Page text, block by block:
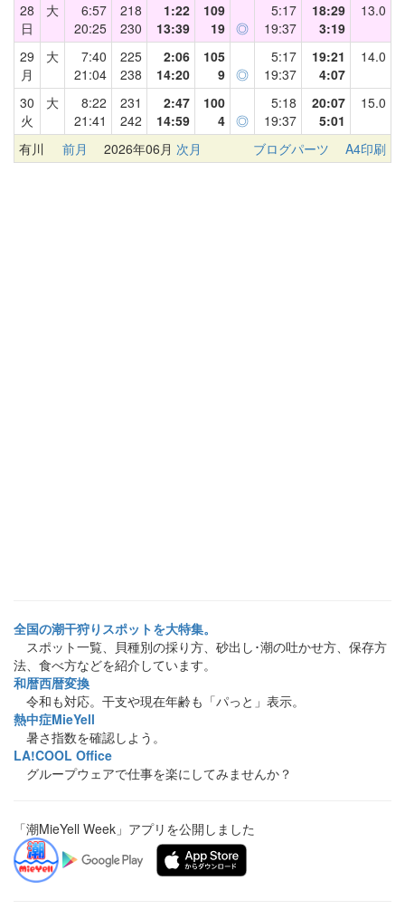
28
日
大
6:57
20:25
218
230
1:22
13:39
109
19 ◎
5:17
19:37
18:29
3:19
13.0
29
月
大
7:40
21:04
225
238
2:06
14:20
105
9 ◎
5:17
19:37
19:21
4:07
14.0
30
火
大
8:22
21:41
231
242
2:47
14:59
100
4 ◎
5:18
19:37
20:07
5:01
15.0
有川 前月 2026年06月 次月 ブログパーツ A4印刷
全国の潮干狩りスポットを大特集。
スポット一覧、貝種別の採り方、砂出し･潮の吐かせ方、保存方
法、食べ方などを紹介しています。
和暦西暦変換
令和も対応。干支や現在年齢も「パっと」表示。
熱中症MieYell
暑さ指数を確認しよう。
LA!COOL Office
グループウェアで仕事を楽にしてみませんか？
「潮MieYell Week」アプリを公開しました